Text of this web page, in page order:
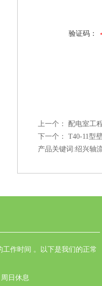
验证码：
上一个：
配电室工
下一个：
T40-11型
产品关键词:绍兴轴
作时间 。以下是我们的正常
日休息